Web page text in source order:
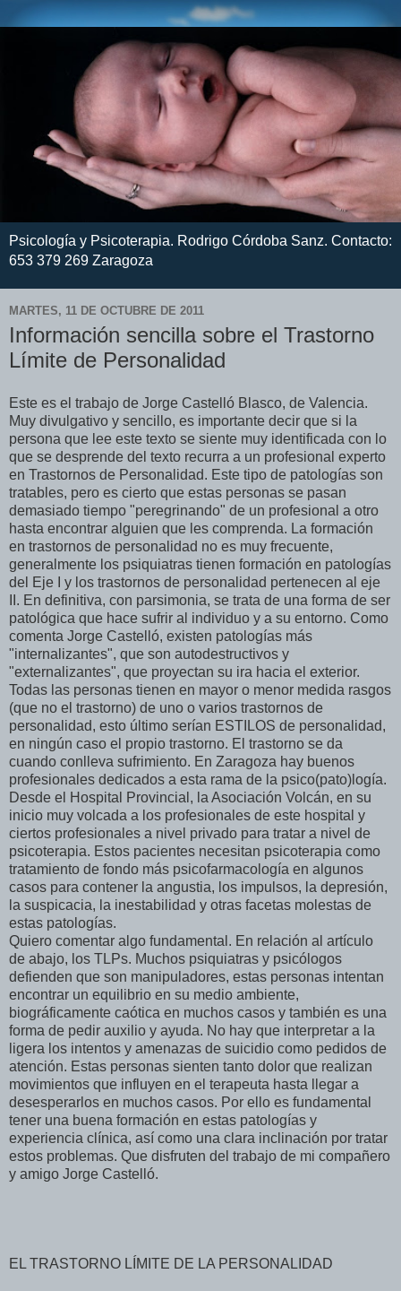
Psicología y Psicoterapia. Rodrigo Córdoba Sanz. Contacto:
653 379 269 Zaragoza
MARTES, 11 DE OCTUBRE DE 2011
Información sencilla sobre el Trastorno
Límite de Personalidad
Este es el trabajo de Jorge Castelló Blasco, de Valencia.
Muy divulgativo y sencillo, es importante decir que si la
persona que lee este texto se siente muy identificada con lo
que se desprende del texto recurra a un profesional experto
en Trastornos de Personalidad. Este tipo de patologías son
tratables, pero es cierto que estas personas se pasan
demasiado tiempo "peregrinando" de un profesional a otro
hasta encontrar alguien que les comprenda. La formación
en trastornos de personalidad no es muy frecuente,
generalmente los psiquiatras tienen formación en patologías
del Eje I y los trastornos de personalidad pertenecen al eje
II. En definitiva, con parsimonia, se trata de una forma de ser
patológica que hace sufrir al individuo y a su entorno. Como
comenta Jorge Castelló, existen patologías más
"internalizantes", que son autodestructivos y
"externalizantes", que proyectan su ira hacia el exterior.
Todas las personas tienen en mayor o menor medida rasgos
(que no el trastorno) de uno o varios trastornos de
personalidad, esto último serían ESTILOS de personalidad,
en ningún caso el propio trastorno. El trastorno se da
cuando conlleva sufrimiento. En Zaragoza hay buenos
profesionales dedicados a esta rama de la psico(pato)logía.
Desde el Hospital Provincial, la Asociación Volcán, en su
inicio muy volcada a los profesionales de este hospital y
ciertos profesionales a nivel privado para tratar a nivel de
psicoterapia. Estos pacientes necesitan psicoterapia como
tratamiento de fondo más psicofarmacología en algunos
casos para contener la angustia, los impulsos, la depresión,
la suspicacia, la inestabilidad y otras facetas molestas de
estas patologías.
Quiero comentar algo fundamental. En relación al artículo
de abajo, los TLPs. Muchos psiquiatras y psicólogos
defienden que son manipuladores, estas personas intentan
encontrar un equilibrio en su medio ambiente,
biográficamente caótica en muchos casos y también es una
forma de pedir auxilio y ayuda. No hay que interpretar a la
ligera los intentos y amenazas de suicidio como pedidos de
atención. Estas personas sienten tanto dolor que realizan
movimientos que influyen en el terapeuta hasta llegar a
desesperarlos en muchos casos. Por ello es fundamental
tener una buena formación en estas patologías y
experiencia clínica, así como una clara inclinación por tratar
estos problemas. Que disfruten del trabajo de mi compañero
y amigo Jorge Castelló.
EL TRASTORNO LÍMITE DE LA PERSONALIDAD